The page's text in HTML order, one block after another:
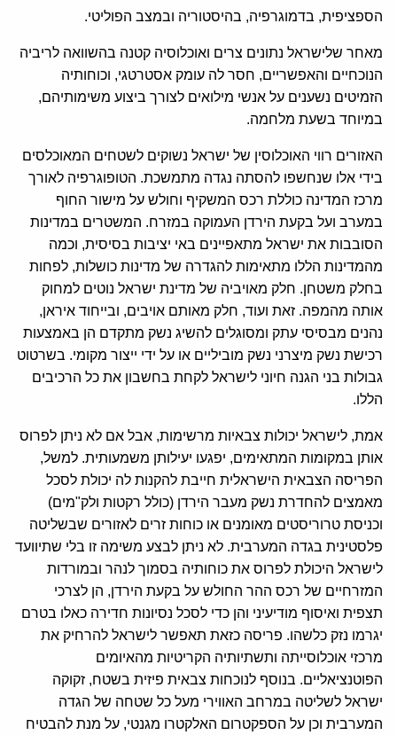
הספציפית, בדמוגרפיה, בהיסטוריה ובמצב הפוליטי.
מאחר שלישראל נתונים צרים ואוכלוסיה קטנה בהשוואה לריביה
הנוכחיים והאפשריים, חסר לה עומק אסטרטגי, וכוחותיה
הזמיטים נשענים על אנשי מילואים לצורך ביצוע משימותיהם,
במיוחד בשעת מלחמה.
האזורים רווי האוכלוסין של ישראל נשוקים לשטחים המאוכלסים
בידי אלו שנחשפו להסתה נגדה מתמשכת. הטופוגרפיה לאורך
מרכז המדינה כוללת רכס המשקיף וחולש על מישור החוף
במערב ועל בקעת הירדן העמוקה במזרח. המשטרים במדינות
הסובבות את ישראל מתאפיינים באי יציבות בסיסית, וכמה
מהמדינות הללו מתאימות להגדרה של מדינות כושלות, לפחות
בחלק משטחן. חלק מאויביה של מדינת ישראל נוטים למחוק
אותה מהמפה. זאת ועוד, חלק מאותם אויבים, ובייחוד איראן,
נהנים מבסיסי עתק ומסוגלים להשיג נשק מתקדם הן באמצעות
רכישת נשק מיצרני נשק מוביליים או על ידי ייצור מקומי. בשרטוט
גבולות בני הגנה חיוני לישראל לקחת בחשבון את כל הרכיבים
הללו.
אמת, לישראל יכולות צבאיות מרשימות, אבל אם לא ניתן לפרוס
אותן במקומות המתאימים, יפגעו יעילותן משמעותית. למשל,
הפריסה הצבאית הישראלית חייבת להקנות לה יכולת לסכל
מאמצים להחדרת נשק מעבר הירדן (כולל רקטות ולק"מים)
וכניסת טרוריסטים מאומנים או כוחות זרים לאזורים שבשליטה
פלסטינית בגדה המערבית. לא ניתן לבצע משימה זו בלי שתיוועד
לישראל היכולת לפרוס את כוחותיה בסמוך לנהר ובמורדות
המזרחיים של רכס ההר החולש על בקעת הירדן, הן לצרכי
תצפית ואיסוף מודיעיני והן כדי לסכל נסיונות חדירה כאלו בטרם
יגרמו נזק כלשהו. פריסה כזאת תאפשר לישראל להרחיק את
מרכזי אוכלוסייתה ותשתיותיה הקריטיות מהאיומים
הפוטנציאליים. בנוסף לנוכחות צבאית פיזית בשטח, זקוקה
ישראל לשליטה במרחב האווירי מעל כל שטחה של הגדה
המערבית וכן על הספקטרום האלקטרו מגנטי, על מנת להבטיח